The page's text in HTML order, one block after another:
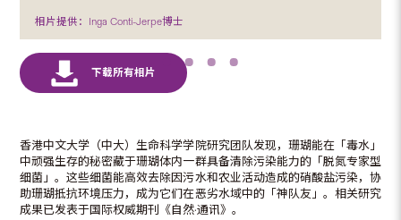
相片提供：Inga Conti-Jerpe博士
香港中文大学（中大）生命科学学院研究团队发现，珊瑚能在「毒水」
中顽强生存的秘密藏于珊瑚体内一群具备清除污染能力的「脱氮专家型
细菌」。这些细菌能高效去除因污水和农业活动造成的硝酸盐污染，协
助珊瑚抵抗环境压力，成为它们在恶劣水域中的「神队友」。相关研究
成果已发表于国际权威期刊《自然·通讯》。